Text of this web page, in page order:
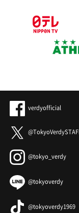
verdyofficial
@tokyo_verdy
@tokyoverdy
@tokyoverdy1969